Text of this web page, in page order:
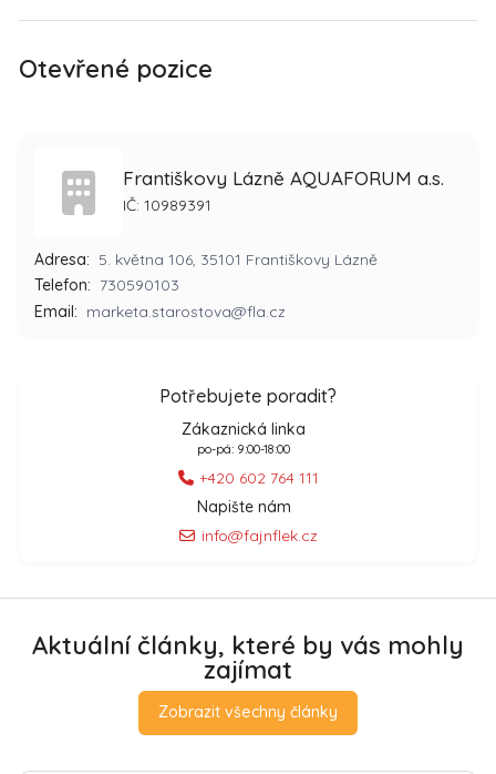
Otevřené pozice
Františkovy Lázně AQUAFORUM a.s.
IČ: 10989391
Adresa: 5. května 106, 35101 Františkovy Lázně
Telefon: 730590103
Email: marketa.starostova@fla.cz
Potřebujete poradit?
Zákaznická linka
po-pá: 9:00-18:00
+420 602 764 111
Napište nám
info@fajnflek.cz
Aktuální články, které by vás mohly
zajímat
Zobrazit všechny články